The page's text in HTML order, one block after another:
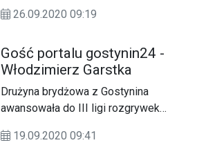
rozmawia z Barbarą Konarską-
książki.
26.09.2020 09:19
Gość portalu gostynin24 -
Włodzimierz Garstka
Drużyna brydżowa z Gostynina
awansowała do III ligi rozgrywek
Sportowego. O planach na najbliższy
19.09.2020 09:41